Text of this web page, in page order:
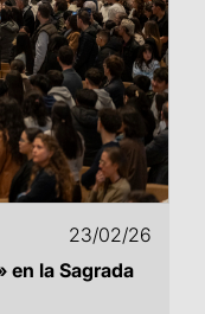
23/02/26
en la Sagrada